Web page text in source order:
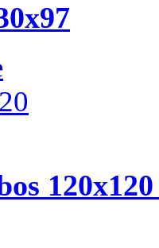
120x120